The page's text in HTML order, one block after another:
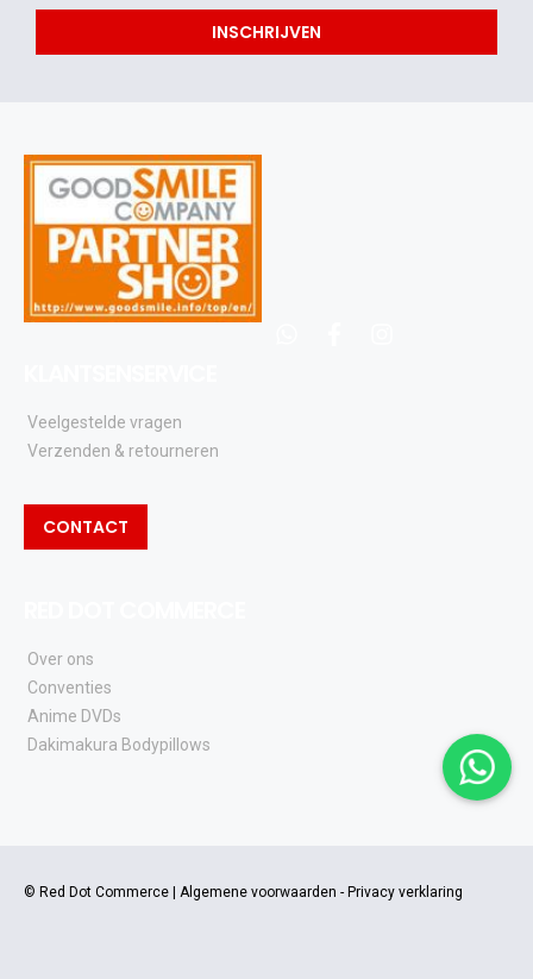
als
acties
INSCHRIJVEN
Veelgestelde vragen
Verzenden & retourneren
CONTACT
Over ons
Conventies
Anime DVDs
Dakimakura Bodypillows
© Red Dot Commerce | Algemene voorwaarden - Privacy verklaring